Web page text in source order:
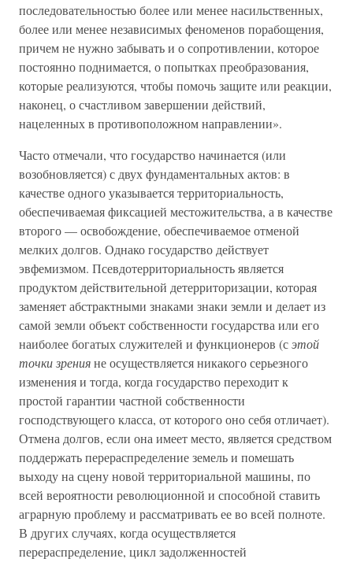
последовательностью более или менее насильственных,
более или менее независимых феноменов порабощения,
причем не нужно забывать и о сопротивлении, которое
постоянно поднимается, о попытках преобразования,
которые реализуются, чтобы помочь защите или реакции,
наконец, о счастливом завершении действий,
нацеленных в противоположном направлении».
Часто отмечали, что государство начинается (или
возобновляется) с двух фундаментальных актов: в
качестве одного указывается территориальность,
обеспечиваемая фиксацией местожительства, а в качестве
второго — освобождение, обеспечиваемое отменой
мелких долгов. Однако государство действует
эвфемизмом. Псевдотерриториальность является
продуктом действительной детерриторизации, которая
заменяет абстрактными знаками знаки земли и делает из
самой земли объект собственности государства или его
наиболее богатых служителей и функционеров (сэтой
точки зренияне осуществляется никакого серьезного
изменения и тогда, когда государство переходит к
простой гарантии частной собственности
господствующего класса, от которого оно себя отличает).
Отмена долгов, если она имеет место, является средством
поддержать перераспределение земель и помешать
выходу на сцену новой территориальной машины, по
всей вероятности революционной и способной ставить
аграрную проблему и рассматривать ее во всей полноте.
В других случаях, когда осуществляется
перераспределение, цикл задолженностей